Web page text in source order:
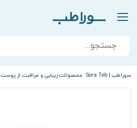
Products
search
سوراطب | Sora Teb محصولات زیبایی و مراقبت از پوست